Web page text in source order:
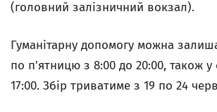
(головний залізничний вокзал).
Гуманітарну допомогу можна
по п'ятницю з 8:00 до 20:00, також у
17:00. Збір триватиме з 19 по 24